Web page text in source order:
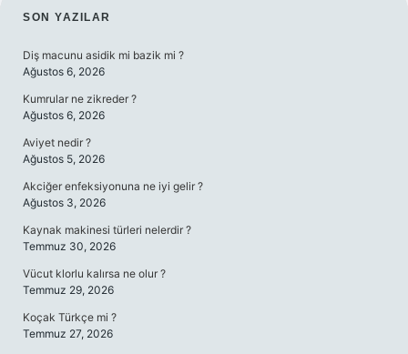
SIDEBAR
SON YAZILAR
Diş macunu asidik mi bazik mi ?
Ağustos 6, 2026
Kumrular ne zikreder ?
Ağustos 6, 2026
Aviyet nedir ?
Ağustos 5, 2026
Akciğer enfeksiyonuna ne iyi gelir ?
Ağustos 3, 2026
Kaynak makinesi türleri nelerdir ?
Temmuz 30, 2026
Vücut klorlu kalırsa ne olur ?
Temmuz 29, 2026
Koçak Türkçe mi ?
Temmuz 27, 2026